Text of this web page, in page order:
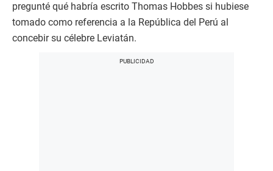
pregunté qué habría escrito Thomas Hobbes si hubiese
tomado como referencia a la República del Perú al
concebir su célebre Leviatán.